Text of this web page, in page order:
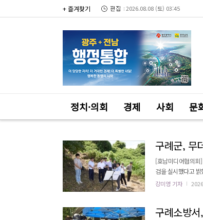
+ 즐겨찾기 2026.08.08 (토) 03:45
정치·의회 경제 사회 문
구례군, 무
[호남미디어협의회
검을 실시했다고 밝혔다. 이번 점검은 장길선 군수가 취임 후 처음으로 진행한 현장점검이다.
황을 현장에서 직접
강미영 기자
구례소방